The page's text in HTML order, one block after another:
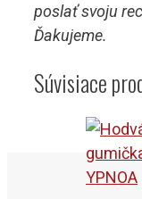
poslať svoju
Ďakujeme.
Súvisiace